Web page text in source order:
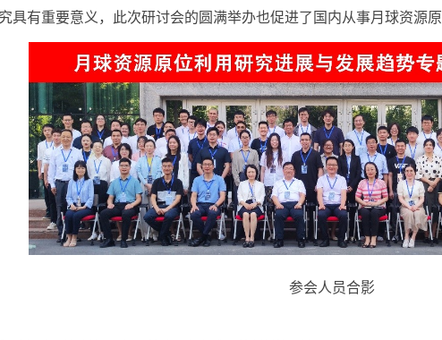
具有重要意义，此次研讨会的圆满举办也促进了国内从事月球资源
参会人员合影